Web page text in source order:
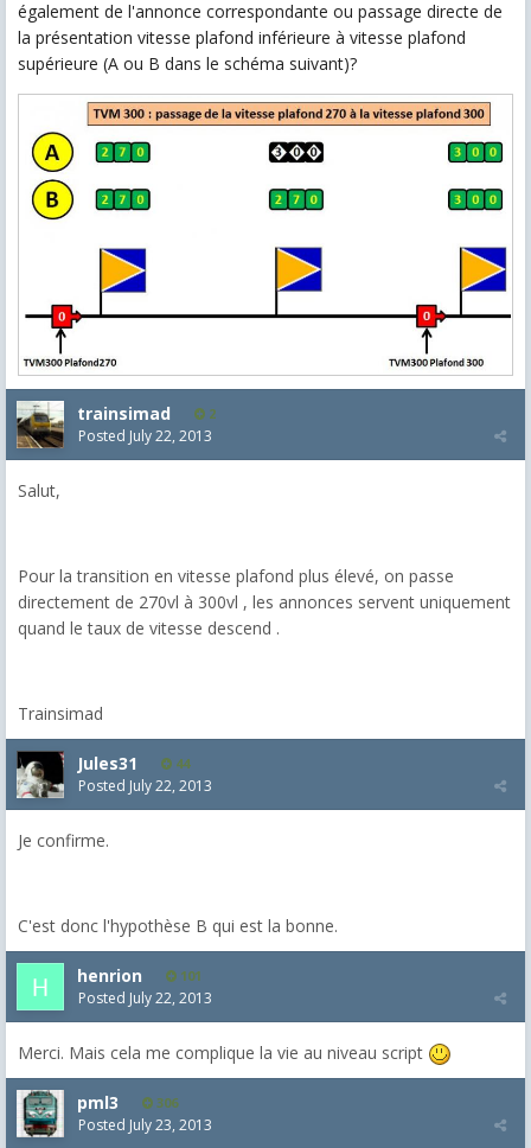
également de l'annonce correspondante ou passage directe de
la présentation vitesse plafond inférieure à vitesse plafond
supérieure (A ou B dans le schéma suivant)?
trainsimad 2
Posted July 22, 2013
Salut,
Pour la transition en vitesse plafond plus élevé, on passe
directement de 270vl à 300vl , les annonces servent uniquement
quand le taux de vitesse descend .
Trainsimad
Jules31 44
Posted July 22, 2013
Je confirme.
C'est donc l'hypothèse B qui est la bonne.
henrion 101
Posted July 22, 2013
Merci. Mais cela me complique la vie au niveau script
pml3 306
Posted July 23, 2013